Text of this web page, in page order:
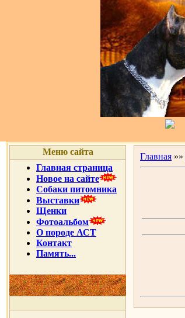
Меню сайта
Главная страница
Новое на сайте
Собаки питомника
Выставки
Щенки
Фотоальбом
О породе АСТ
Контакт
Память...
Главная »»